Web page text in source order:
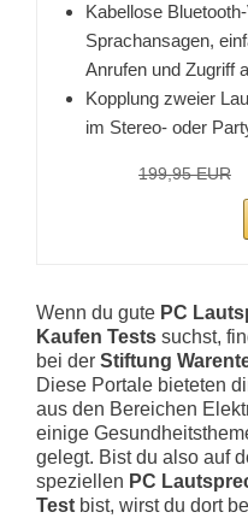
Kabellose
Sprachansagen,
Anrufen und Zugriff
Kopplung zweier
im Stereo- oder
199,95 EUR
Wenn du gute PC
Kaufen Tests suchst,
bei der Stiftung
Diese Portale bieteten
aus den Bereichen
einige
gelegt. Bist du also auf
speziellen PC
Test bist, wirst du dort